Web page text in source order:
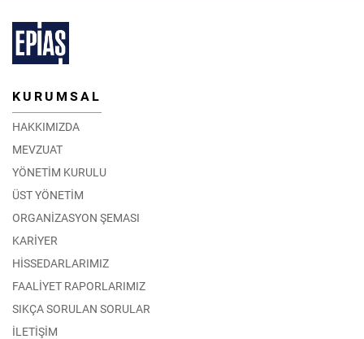
KURUMSAL
HAKKIMIZDA
MEVZUAT
YÖNETİM KURULU
ÜST YÖNETİM
ORGANİZASYON ŞEMASI
KARİYER
HİSSEDARLARIMIZ
FAALİYET RAPORLARIMIZ
SIKÇA SORULAN SORULAR
İLETİŞİM